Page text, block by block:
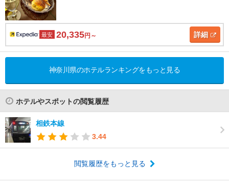
最安 20,335円～ 詳細
神奈川県のホテルランキングをもっと見る
ホテルやスポットの閲覧履歴
相鉄本線
3.44
閲覧履歴をもっと見る